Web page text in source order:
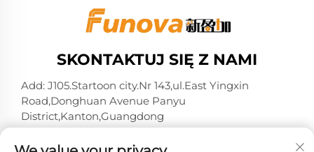
SKONTAKTUJ SIĘ Z NAMI
Add: J105.Startoon city.Nr 143,ul.East Yingxin
Road,Donghuan Avenue Panyu
District,Kanton,Guangdong